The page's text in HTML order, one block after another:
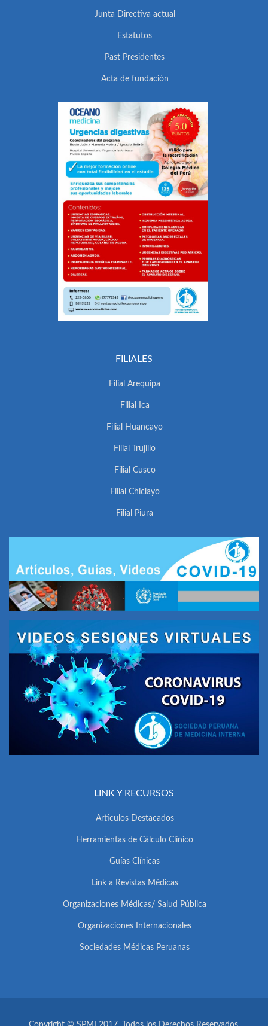
Junta Directiva actual
Estatutos
Past Presidentes
Acta de fundación
FILIALES
Filial Arequipa
Filial Ica
Filial Huancayo
Filial Trujillo
Filial Cusco
Filial Chiclayo
Filial Piura
LINK Y RECURSOS
Artículos Destacados
Herramientas de Cálculo Clínico
Guías Clínicas
Link a Revistas Médicas
Organizaciones Médicas/ Salud Pública
Organizaciones Internacionales
Sociedades Médicas Peruanas